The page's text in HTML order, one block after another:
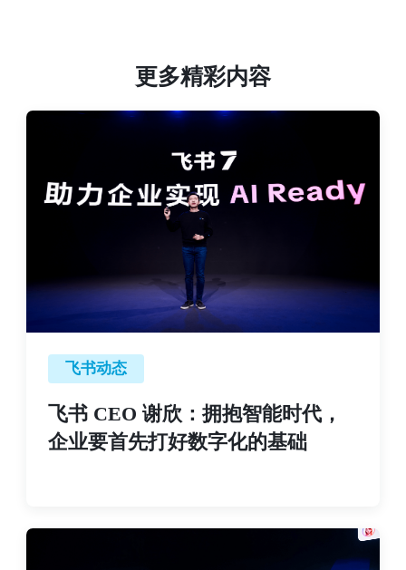
更多精彩内容
飞书动态
飞书 CEO 谢欣：拥抱智能时代，
企业要首先打好数字化的基础